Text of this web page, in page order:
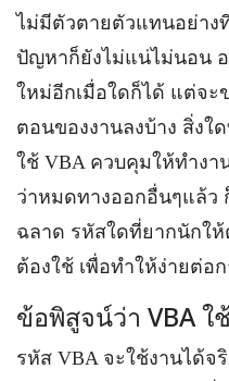
ไม่มีตัวตายตัวแทนอย่าง
ปัญหาก็ยังไม่แน่ไม่นอน
ใหม่อีกเมื่อใดก็ได้ แต่จะ
ตอนของงานลงบ้าง สิ่งใ
ใช้ VBA ควบคุมให้ทำง
ว่าหมดทางออกอื่นๆแล้ว
ฉลาด รหัสใดที่ยากนักใ
ต้องใช้ เพื่อทำให้ง่ายต่อ
ข้อพิสูจน์ว่า VBA ใ
รหัส VBA จะใช้งานได้